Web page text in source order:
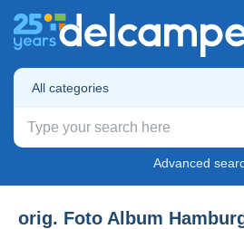
All categories
Advanced
orig. Foto Album